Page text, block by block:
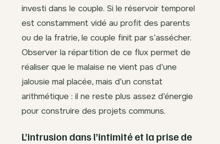
investi dans le couple. Si le réservoir temporel
est constamment vidé au profit des parents
ou de la fratrie, le couple finit par s’assécher.
Observer la répartition de ce flux permet de
réaliser que le malaise ne vient pas d’une
jalousie mal placée, mais d’un constat
arithmétique : il ne reste plus assez d’énergie
pour construire des projets communs.
L’intrusion dans l’intimité et la prise de